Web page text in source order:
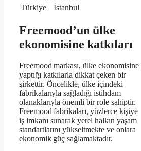
Türkiye
İstanbul
Freemood’un ülke
ekonomisine katkıları
Freemood markası, ülke ekonomisine
yaptığı katkılarla dikkat çeken bir
şirkettir. Öncelikle, ülke içindeki
fabrikalarıyla sağladığı istihdam
olanaklarıyla önemli bir role sahiptir.
Freemood fabrikaları, yüzlerce kişiye
iş imkanı sunarak yerel halkın yaşam
standartlarını yükseltmekte ve onlara
ekonomik güç sağlamaktadır.